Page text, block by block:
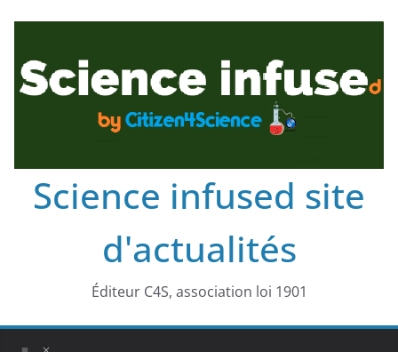
Science infused site
d'actualités
Éditeur C4S, association loi 1901